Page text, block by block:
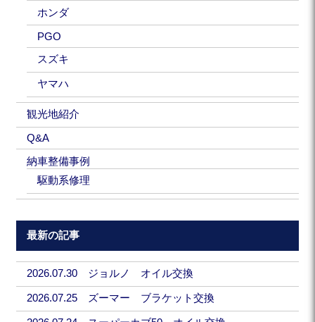
ホンダ
PGO
スズキ
ヤマハ
観光地紹介
Q&A
納車整備事例
駆動系修理
最新の記事
2026.07.30 ジョルノ オイル交換
2026.07.25 ズーマー ブラケット交換